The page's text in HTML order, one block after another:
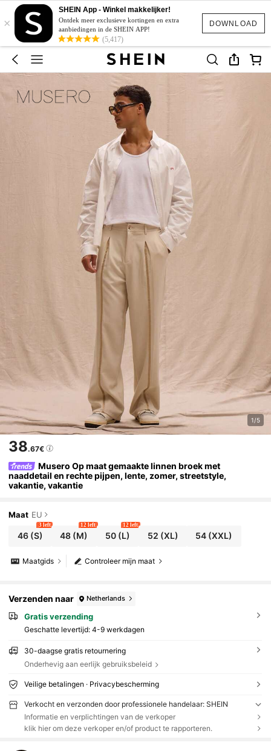
DOWNLOAD
×
SHEIN App - Winkel makkelijker!
Ontdek meer exclusieve kortingen en extra
aanbiedingen in de SHEIN APP!
(5,417)
1/5
38.67€
Musero Op maat gemaakte linnen broek met
naaddetail en rechte pijpen, lente, zomer, streetstyle,
vakantie, vakantie
Maat EU
46(S)
3 left
48 (M)
12 left
50(L)
12 left
52 (XL) 54 (XXL)
Controleer mijn maat
Maatgids
Verzenden naar Netherlands
Gratis verzending
Geschatte levertijd: 4-9 werkdagen
30-daagse gratis retournering
Onderhevig aan eerlijk gebruiksbeleid
Veilige betalingen · Privacybescherming
Verkocht en verzonden door professionele handelaar: SHEIN
Informatie en verplichtingen van de verkoper
klik hier om deze verkoper en/of product te rapporteren.